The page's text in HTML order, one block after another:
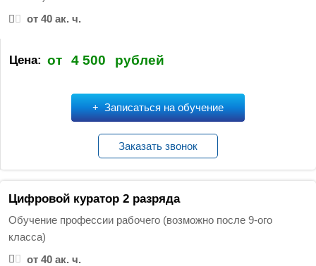
от 40 ак. ч.
Цена: от 4 500 рублей
Записаться на обучение
Заказать звонок
Цифровой куратор 2 разряда
Обучение профессии рабочего (возможно после 9-ого
класса)
от 40 ак. ч.